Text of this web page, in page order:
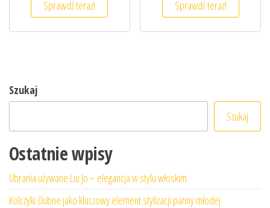
Sprawdź teraz! Sprawdź teraz!
Szukaj
Szukaj
Ostatnie wpisy
Ubrania używane Liu Jo – elegancja w stylu włoskim
Kolczyki ślubne jako kluczowy element stylizacji panny młodej